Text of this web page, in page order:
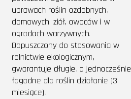
uprawach roślin ozdobnych,
domowych, ziół, owoców i w
ogrodach warzywnych.
Dopuszczony do stosowania w
rolnictwie ekologicznym,
gwarantuje długie, a jednocześnie
łagodne dla roślin działanie (3
miesiące).